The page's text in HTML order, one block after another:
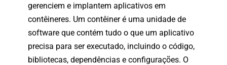
gerenciem e implantem aplicativos em
contêineres. Um contêiner é uma unidade de
software que contém tudo o que um aplicativo
precisa para ser executado, incluindo o código,
bibliotecas, dependências e configurações. O